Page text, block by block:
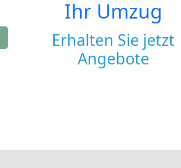
Ihr Umzug
Erhalten Sie jetzt
Angebote